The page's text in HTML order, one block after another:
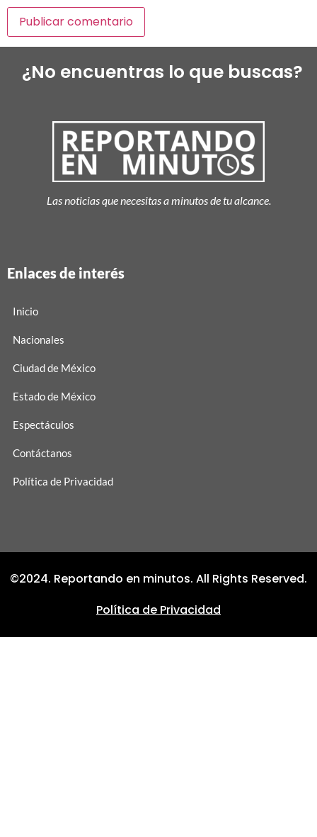
¿No encuentras lo que buscas?
Las noticias que necesitas a minutos de tu alcance.
Enlaces de interés
Inicio
Nacionales
Ciudad de México
Estado de México
Espectáculos
Contáctanos
Política de Privacidad
©2024. Reportando en minutos. All Rights Reserved.
Política de Privacidad